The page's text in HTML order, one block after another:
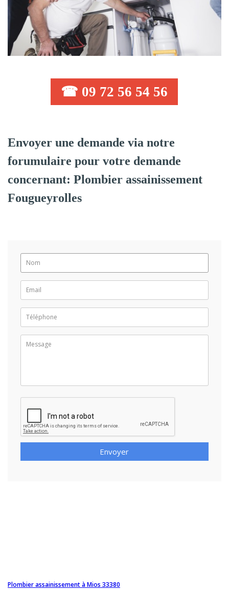
☎ 09 72 56 54 56
Envoyer une demande via notre
forumulaire pour votre demande
concernant: Plombier assainissement
Fougueyrolles
Envoyer
Plombier assainissement à Mios 33380